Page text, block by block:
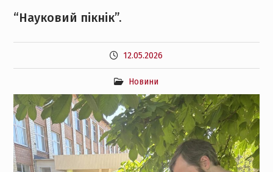
“Науковий пікнік”.
12.05.2026
Новини